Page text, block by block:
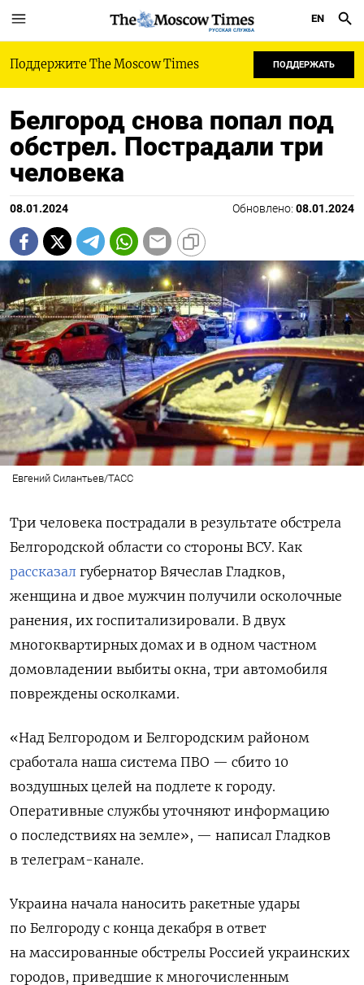
РУССКАЯ СЛУЖБА
EN
Поддержите The Moscow Times ПОДДЕРЖАТЬ
Белгород снова попал под
обстрел. Пострадали три
человека
08.01.2024 Обновлено: 08.01.2024
Евгений Силантьев/ТАСС
Три человека пострадали в результате обстрела
Белгородской области со стороны ВСУ. Как
рассказал губернатор Вячеслав Гладков,
женщина и двое мужчин получили осколочные
ранения, их госпитализировали. В двух
многоквартирных домах и в одном частном
домовладении выбиты окна, три автомобиля
повреждены осколками.
«Над Белгородом и Белгородским районом
сработала наша система ПВО — сбито 10
воздушных целей на подлете к городу.
Оперативные службы уточняют информацию
о последствиях на земле», — написал Гладков
в телеграм-канале.
Украина начала наносить ракетные удары
по Белгороду с конца декабря в ответ
на массированные обстрелы Россией украинских
городов, приведшие к многочисленным